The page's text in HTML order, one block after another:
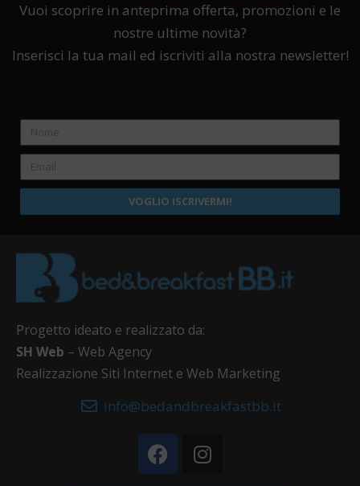
Vuoi scoprire in anteprima offerta, promozioni e le
nostre ultime novità?
Inserisci la tua mail ed iscriviti alla nostra newsletter!
VOGLIO ISCRIVERMI!
Progetto ideato e realizzato da:
SH Web – Web Agency
Realizzazione Siti Internet e Web Marketing
info@bedandbreakfastbb.it